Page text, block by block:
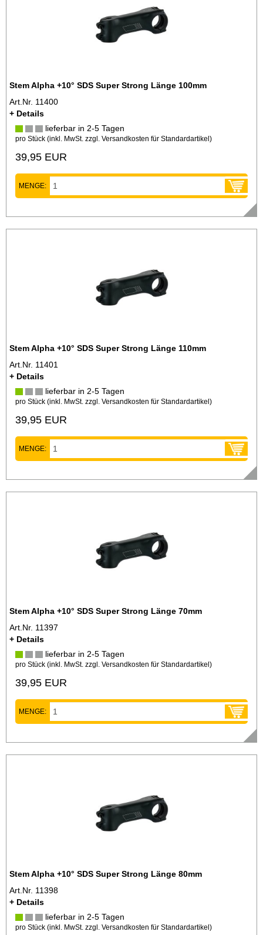
Stem Alpha +10° SDS Super Strong Länge 100mm
Art.Nr. 11400
+ Details
lieferbar in 2-5 Tagen
pro Stück (inkl. MwSt. zzgl. Versandkosten für Standardartikel)
39,95 EUR
MENGE:
Stem Alpha +10° SDS Super Strong Länge 110mm
Art.Nr. 11401
+ Details
lieferbar in 2-5 Tagen
pro Stück (inkl. MwSt. zzgl. Versandkosten für Standardartikel)
39,95 EUR
MENGE:
Stem Alpha +10° SDS Super Strong Länge 70mm
Art.Nr. 11397
+ Details
lieferbar in 2-5 Tagen
pro Stück (inkl. MwSt. zzgl. Versandkosten für Standardartikel)
39,95 EUR
MENGE:
Stem Alpha +10° SDS Super Strong Länge 80mm
Art.Nr. 11398
+ Details
lieferbar in 2-5 Tagen
pro Stück (inkl. MwSt. zzgl. Versandkosten für Standardartikel)